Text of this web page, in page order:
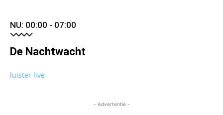
NU: 00:00 - 07:00
De Nachtwacht
luister live
- Advertentie -